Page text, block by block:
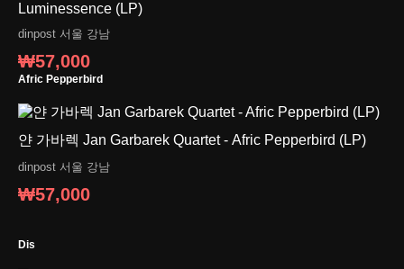
Luminessence (LP)
dinpost 서울 강남
₩57,000
Afric Pepperbird
얀 가바렉 Jan Garbarek Quartet - Afric Pepperbird (LP)
dinpost 서울 강남
₩57,000
Dis